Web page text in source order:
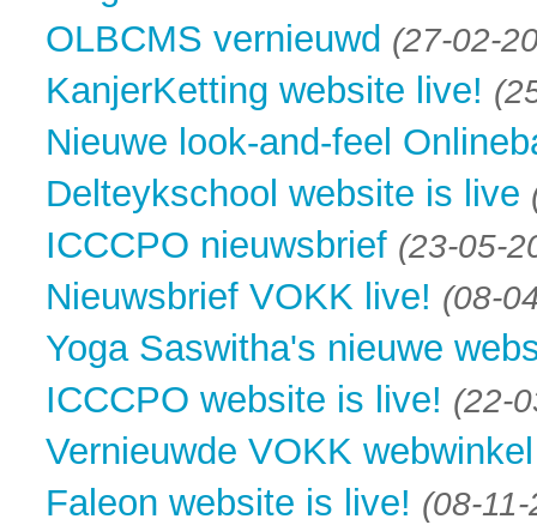
OLBCMS vernieuwd (27-02-
KanjerKetting website live!
Nieuwe look-and-feel
Delteykschool website is live
ICCCPO nieuwsbrief (23-05-
Nieuwsbrief VOKK live! (08-
Yoga Saswitha's nieuwe
ICCCPO website is live! (22-
Vernieuwde VOKK webwinkel
Faleon website is live! (08-